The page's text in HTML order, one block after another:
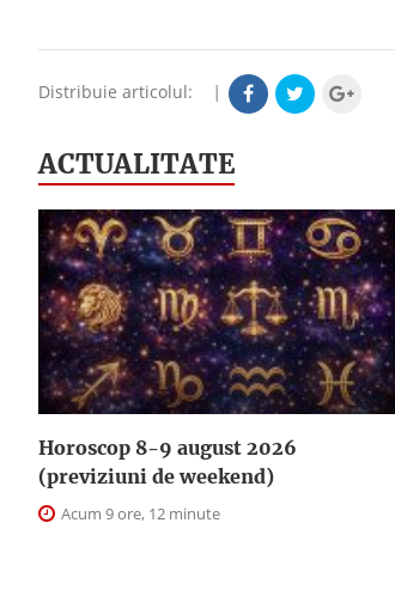
Distribuie articolul: |
ACTUALITATE
Horoscop 8-9 august 2026
(previziuni de weekend)
Acum 9 ore, 12 minute